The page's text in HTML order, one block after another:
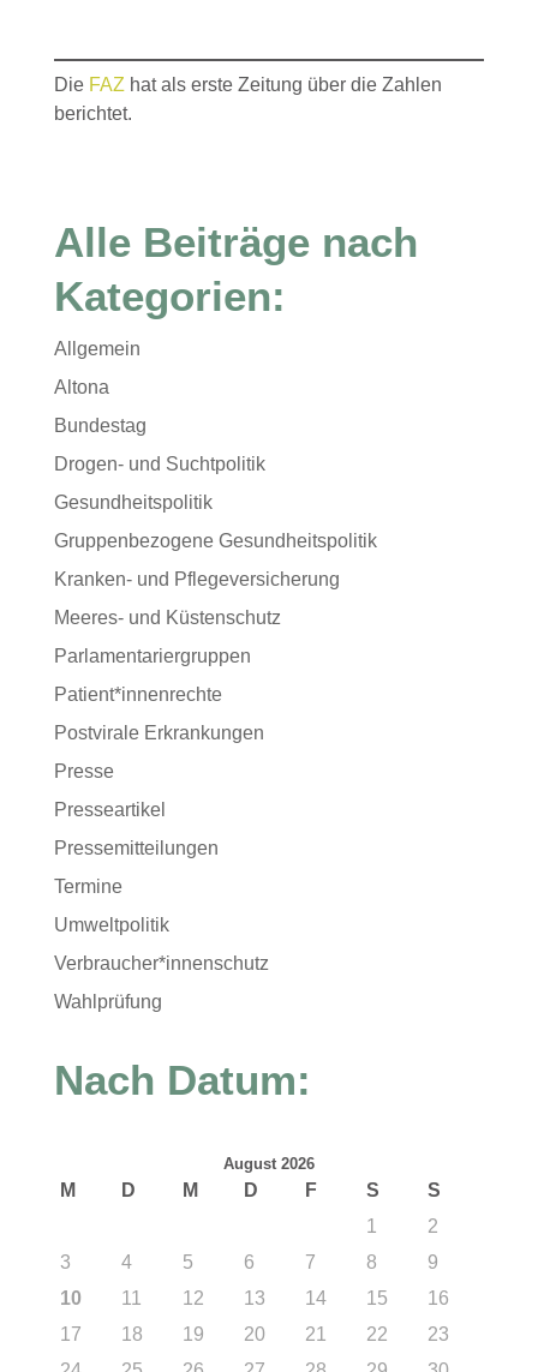
Die FAZ hat als erste Zeitung über die Zahlen
berichtet.
Alle Beiträge nach
Kategorien:
Allgemein
Altona
Bundestag
Drogen- und Suchtpolitik
Gesundheitspolitik
Gruppenbezogene Gesundheitspolitik
Kranken- und Pflegeversicherung
Meeres- und Küstenschutz
Parlamentariergruppen
Patient*innenrechte
Postvirale Erkrankungen
Presse
Presseartikel
Pressemitteilungen
Termine
Umweltpolitik
Verbraucher*innenschutz
Wahlprüfung
Nach Datum:
August 2026
M D M D F S
S
1
2
3
4 5 6 7 8
9
10
11 12 13 14 15
16
17
18 19 20 21 22
23